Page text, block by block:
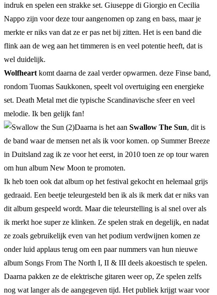
indruk en spelen een strakke set. Giuseppe di Giorgio en Cecilia
Nappo zijn voor deze tour aangenomen op zang en bass, maar je
merkte er niks van dat ze er pas net bij zitten. Het is een band die
flink aan de weg aan het timmeren is en veel potentie heeft, dat is
wel duidelijk.
Wolfheart komt daarna de zaal verder opwarmen. deze Finse band,
rondom Tuomas Saukkonen, speelt vol overtuiging een energieke
set. Death Metal met die typische Scandinavische sfeer en veel
melodie. Ik ben gelijk fan!
Daarna is het aan Swallow The Sun, dit is
de band waar de mensen net als ik voor komen. op Summer Breeze
in Duitsland zag ik ze voor het eerst, in 2010 toen ze op tour waren
om hun album New Moon te promoten.
Ik heb toen ook dat album op het festival gekocht en helemaal grijs
gedraaid. Een beetje teleurgesteld ben ik als ik merk dat er niks van
dit album gespeeld wordt. Maar die teleurstelling is al snel over als
ik merkt hoe super ze klinken. Ze spelen strak en degelijk, en nadat
ze zoals gebruikelijk even van het podium verdwijnen komen ze
onder luid applaus terug om een paar nummers van hun nieuwe
album Songs From The North I, II & III deels akoestisch te spelen.
Daarna pakken ze de elektrische gitaren weer op, Ze spelen zelfs
nog wat langer als de aangegeven tijd. Het publiek krijgt waar voor